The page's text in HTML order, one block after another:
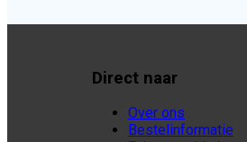
Direct naar
Over ons
Bestelinformatie